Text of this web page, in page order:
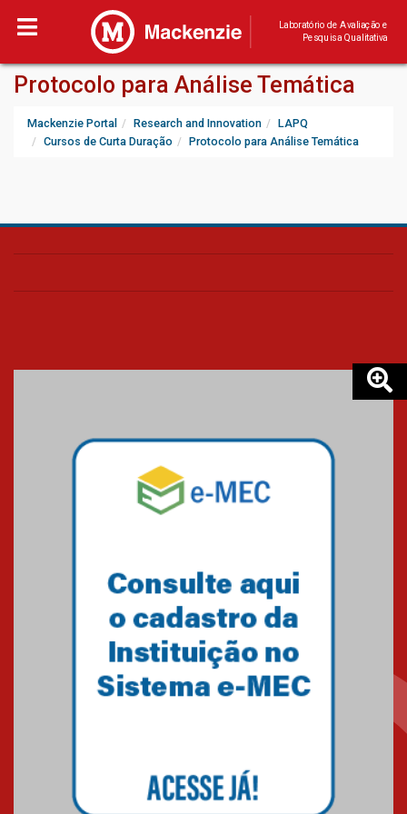
Laboratório de Avaliação e
Pesquisa Qualitativa
Protocolo para Análise Temática
Mackenzie Portal Research and Innovation
LAPQ
Cursos de Curta Duração
Protocolo para Análise Temática